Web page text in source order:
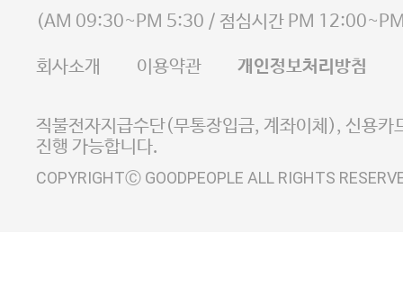
사업자등록번호 105-81-58242
E-MAIL goodpeople@gpin.co.kr
사업자정보확인
이니시스 에스크로 서비
(AM 09:30~PM 5:30 / 점심시간 PM
회사소개 이용약관 개인정보처리방침
직불전자지급수단(무통장입금, 계좌이체), 신용카
진행 가능합니다.
COPYRIGHTⒸ GOODPEOPLE ALL RIGHTS